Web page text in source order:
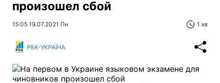
произошел сбой
15:05 19.07.2021 Пн 1 хв
РБК-УКРАЇНА